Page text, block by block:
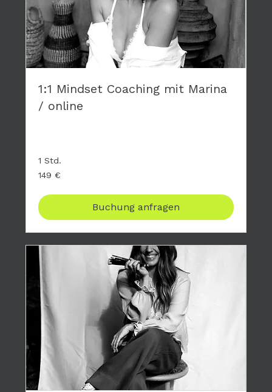
1:1 Mindset Coaching mit Marina
/ online
1 Std.
149
Euro
149 €
Buchung anfragen